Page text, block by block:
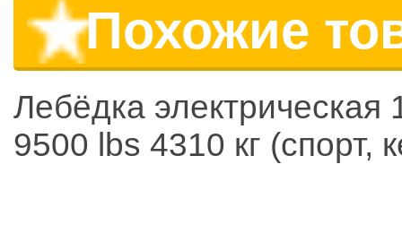
Похожие
Лебёдка электрическая
9500 lbs 4310 кг (спорт,